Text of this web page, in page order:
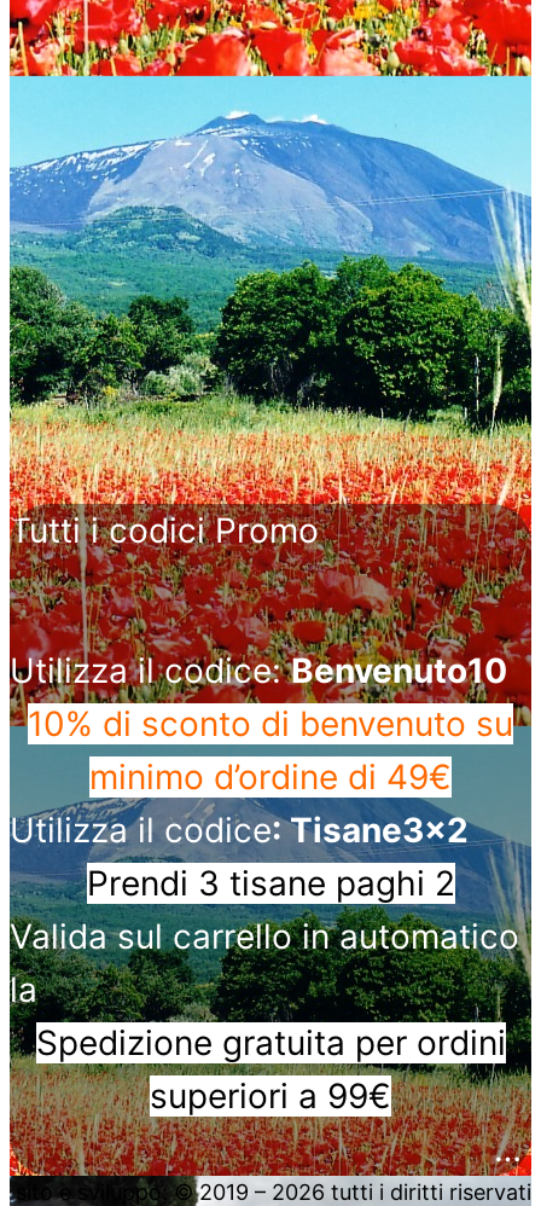
Tutti i codici Promo
Utilizza il codice:Benvenuto10
10% di sconto di benvenuto su
minimo d’ordine di 49€
Utilizza il codice: Tisane3x2
Prendi 3 tisane paghi 2
Valida sul carrello in automatico
la
Spedizione gratuita per ordini
superiori a 99€
….
sito e sviluppo: © 2019 – 2026 tutti i diritti riservati